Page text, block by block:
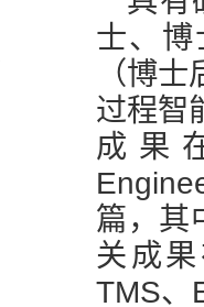
士、博
（博
过程智
成果
篇，其
关成
TMS、